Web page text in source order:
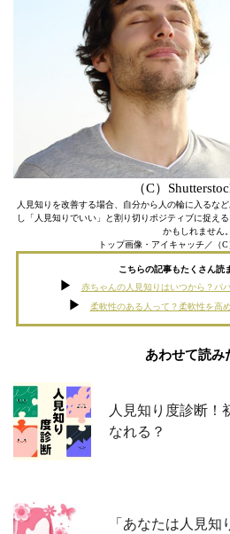
（C）
人見知りを改善する場合、自分から人の輪に入るな
し「人見知りでいい」と割り切りポジティブに捉え
かもしれません。
トップ画像・アイキャッチ／（C
こちらの記事もたくさん読
赤ちゃんの人見知りはいつから？パ
柔軟性のある人って？柔軟性を高
あわせて読み
人見知り度診断！
なれる？
「あなたは人見